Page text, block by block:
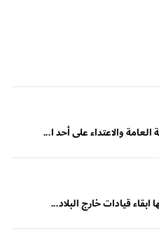
والاعتداء على أحد ا...
قيادات خارج البلاد...